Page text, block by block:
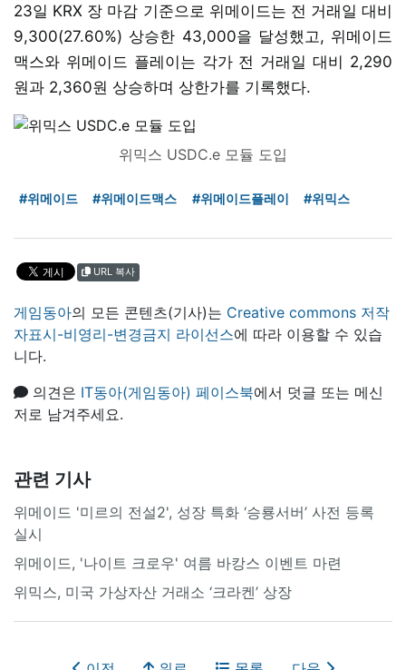
23일 KRX 장 마감 기준으로 위메이드는 전 거래일 대비
9,300(27.60%) 상승한 43,000을 달성했고, 위메이드
맥스와 위메이드 플레이는 각가 전 거래일 대비 2,290
원과 2,360원 상승하며 상한가를 기록했다.
위믹스 USDC.e 모듈 도입
#위메이드 #위메이드맥스 #위메이드플레이 #위믹스
URL 복사
게임동아의 모든 콘텐츠(기사)는 Creative commons 저작
자표시-비영리-변경금지 라이선스에 따라 이용할 수 있습
니다.
의견은 IT동아(게임동아) 페이스북에서 덧글 또는 메신
저로 남겨주세요.
관련 기사
위메이드 '미르의 전설2', 성장 특화 ‘승룡서버’ 사전 등록
실시
위메이드, '나이트 크로우' 여름 바캉스 이벤트 마련
위믹스, 미국 가상자산 거래소 ‘크라켄’ 상장